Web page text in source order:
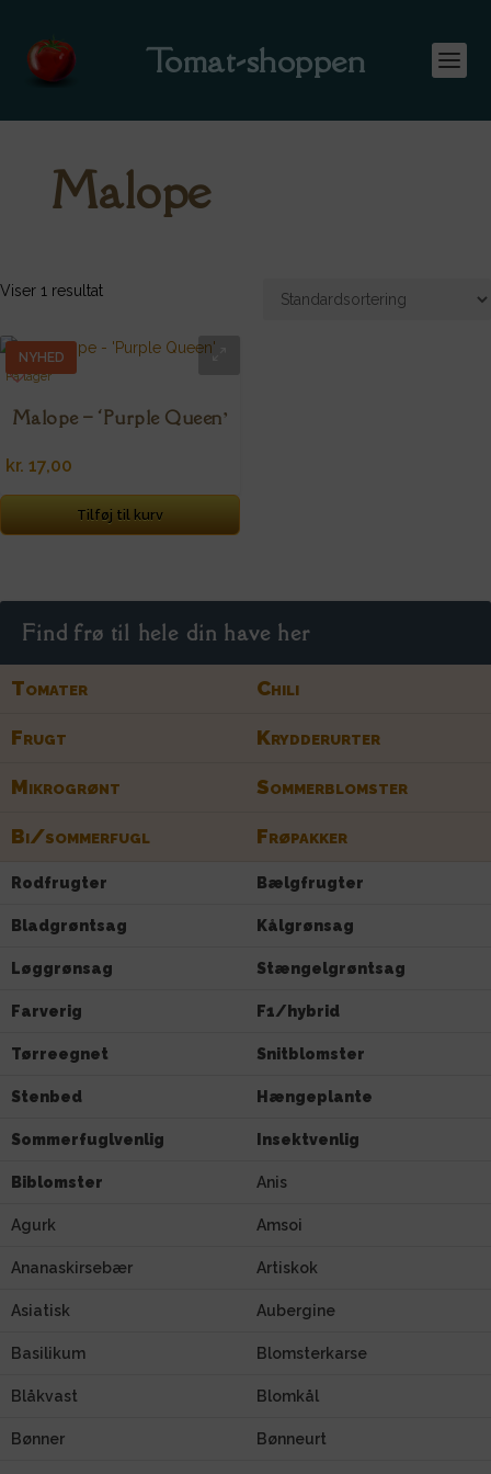
Tomat-shoppen
Malope
Viser 1 resultat
NYHED
På lager
Malope – ‘Purple Queen’
kr. 17,00
Tilføj til kurv
Find frø til hele din have her
Tomater Chili
Frugt Krydderurter
Mikrogrønt Sommerblomster
Bi/sommerfugl Frøpakker
Rodfrugter Bælgfrugter
Bladgrøntsag Kålgrønsag
Løggrønsag Stængelgrøntsag
Farverig F1/hybrid
Tørreegnet Snitblomster
Stenbed Hængeplante
Sommerfuglvenlig Insektvenlig
Biblomster Anis
Agurk Amsoi
Ananaskirsebær Artiskok
Asiatisk Aubergine
Basilikum Blomsterkarse
Blåkvast Blomkål
Bønner Bønneurt